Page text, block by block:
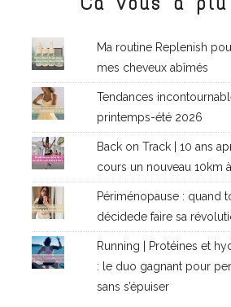
Ma routine Replenish
mes cheveux abîmés
Tendances
printemps-été 2026
Back on Track | 10 ans
cours un nouveau 10km
Périménopause : quand
décidede faire sa
Running | Protéines et
: le duo gagnant pour
sans s’épuiser